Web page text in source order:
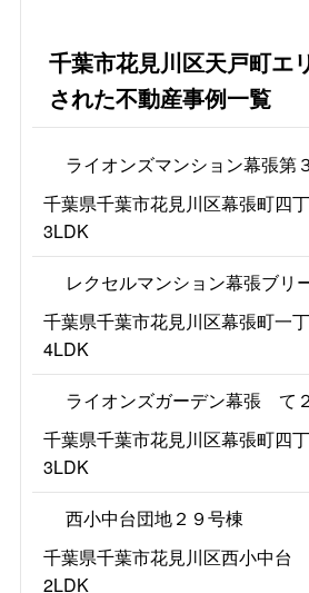
千葉市花見川区天戸町エ
された不動産事例一覧
ライオンズマンション幕張第
千葉県千葉市花見川区幕張町四
3LDK
レクセルマンション幕張ブリ
千葉県千葉市花見川区幕張町一
4LDK
ライオンズガーデン幕張 て
千葉県千葉市花見川区幕張町四
3LDK
西小中台団地２９号棟
千葉県千葉市花見川区西小中台
2LDK